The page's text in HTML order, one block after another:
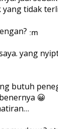
tidak
yang
butuh
😀